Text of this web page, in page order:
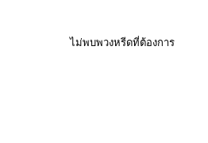
ไม่พบพวงหรีดที่ต้องการ